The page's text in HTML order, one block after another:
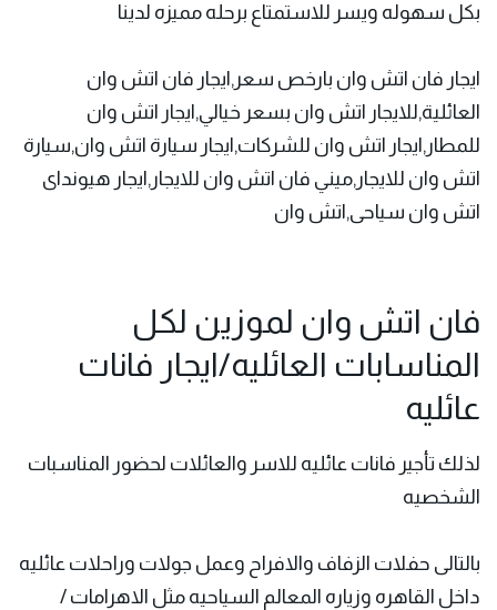
بكل سهوله ويسر للاستمتاع برحله مميزه لدينا
ايجار فان اتش وان بارخص سعر,ايجار فان اتش وان
العائلية,للايجار اتش وان بسعر خيالي,ايجار اتش وان
للمطار,ايجار اتش وان للشركات,ايجار سيارة اتش وان,سيارة
اتش وان للايجار,ميني فان اتش وان للايجار,ايجار هيونداى
اتش وان سياحى,اتش وان
فان اتش وان لموزين لكل
المناسابات العائليه/ايجار فانات
عائليه
لذلك تأجير فانات عائليه للاسر والعائلات لحضور المناسبات
الشخصيه
بالتالى حفلات الزفاف والافراح وعمل جولات وراحلات عائليه
داخل القاهره وزياره المعالم السياحيه مثل الاهرامات /